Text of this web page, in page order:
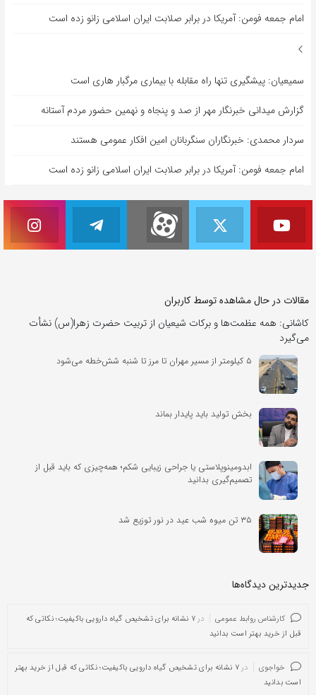
امام جمعه فومن: آمریکا در برابر صلابت ایران اسلامی زانو زده است
سمیعیان: پیشگیری تنها راه مقابله با بیماری مرگبار هاری است
گزارش میدانی خبرنگار مهر از صد و پنجاه و نهمین حضور مردم آستانه
سردار محمدی: خبرنگاران سنگربانان امین افکار عمومی هستند
امام جمعه فومن: آمریکا در برابر صلابت ایران اسلامی زانو زده است
مقالات در حال مشاهده توسط کاربران
کاشانی: همه عظمت‌ها و برکات شیعیان از تربیت حضرت زهرا(س) نشأت
می‌گیرد
۵ کیلومتر از مسیر مهران تا مرز تا شنبه شش‌خطه می‌شود
بخش تولید باید پایدار بماند
ابدومینوپلاستی یا جراحی زیبایی شکم؛ همه‌چیزی که باید قبل از
تصمیم‌گیری بدانید
۳۵ تن میوه شب عید در نور توزیع شد
جدیدترین دیدگاه‌‌ها
کارشناس روابط عمومی در
۷ نشانه برای تشخیص گیاه دارویی باکیفیت؛ نکاتی که
قبل از خرید بهتر است بدانید
خواجوی در
۷ نشانه برای تشخیص گیاه دارویی باکیفیت؛ نکاتی که قبل از خرید بهتر
است بدانید